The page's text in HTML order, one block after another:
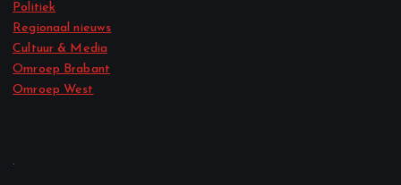
Politiek
Regionaal nieuws
Cultuur & Media
Omroep Brabant
Omroep West
.